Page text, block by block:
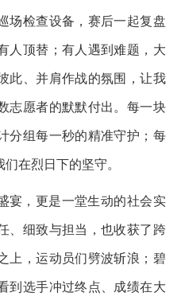
场检查设备，赛后一起复盘
人顶替；有人遇到难题，大
此、并肩作战的氛围，让我
志愿者的默默付出。每一块
分组每一秒的精准守护；每
在烈日下的坚守。
宴，更是一堂生动的社会实
、细致与担当，也收获了跨
上，运动员们劈波斩浪；碧
到选手冲过终点、成绩在大